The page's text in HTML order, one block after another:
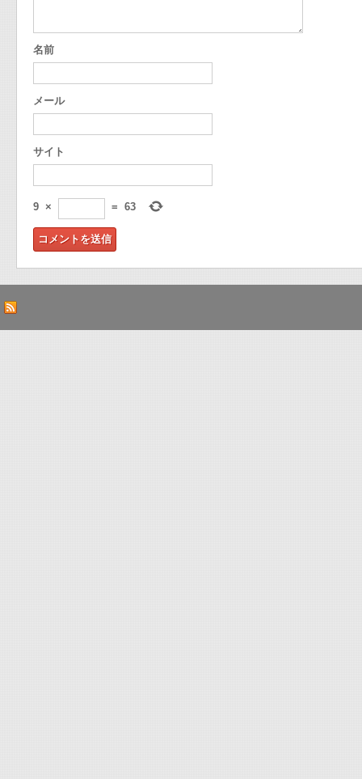
名前
メール
サイト
9 × = 63